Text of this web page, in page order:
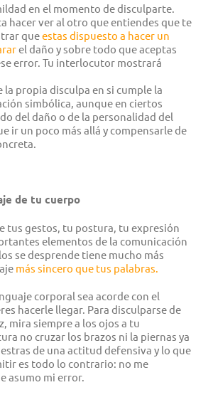
en el momento de disculparte.
hacer ver al otro que entiendes que te
queestas dispuesto a hacer un
el daño y sobre todo que aceptas
error. Tu interlocutor mostrará
la propia disculpa en si cumple la
simbólica, aunque en ciertos
del daño o de la personalidad del
ir un poco más allá y compensarle de
de tu cuerpo
tus gestos, tu postura, tu expresión
elementos de la comunicación
se desprende tiene mucho más
más sincero que tus palabras.
corporal sea acorde con el
hacerle llegar. Para disculparse de
mira siempre a los ojos a tu
no cruzar los brazos ni la piernas ya
de una actitud defensiva y lo que
es todo lo contrario: no me
asumo mi error.